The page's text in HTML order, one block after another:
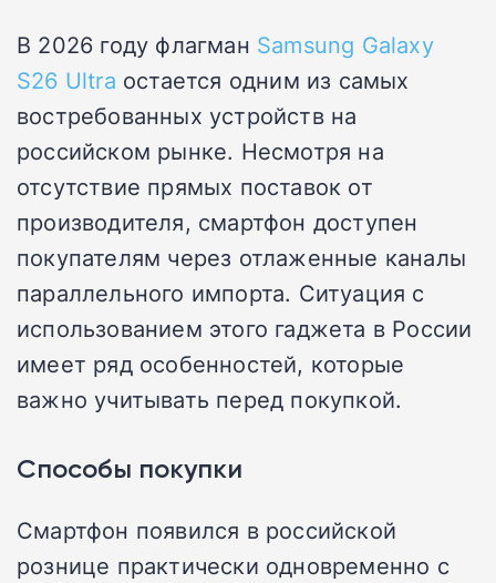
В 2026 году флагман Samsung Galaxy
S26 Ultra остается одним из самых
востребованных устройств на
российском рынке. Несмотря на
отсутствие прямых поставок от
производителя, смартфон доступен
покупателям через отлаженные каналы
параллельного импорта. Ситуация с
использованием этого гаджета в России
имеет ряд особенностей, которые
важно учитывать перед покупкой.
Способы покупки
Смартфон появился в российской
рознице практически одновременно с